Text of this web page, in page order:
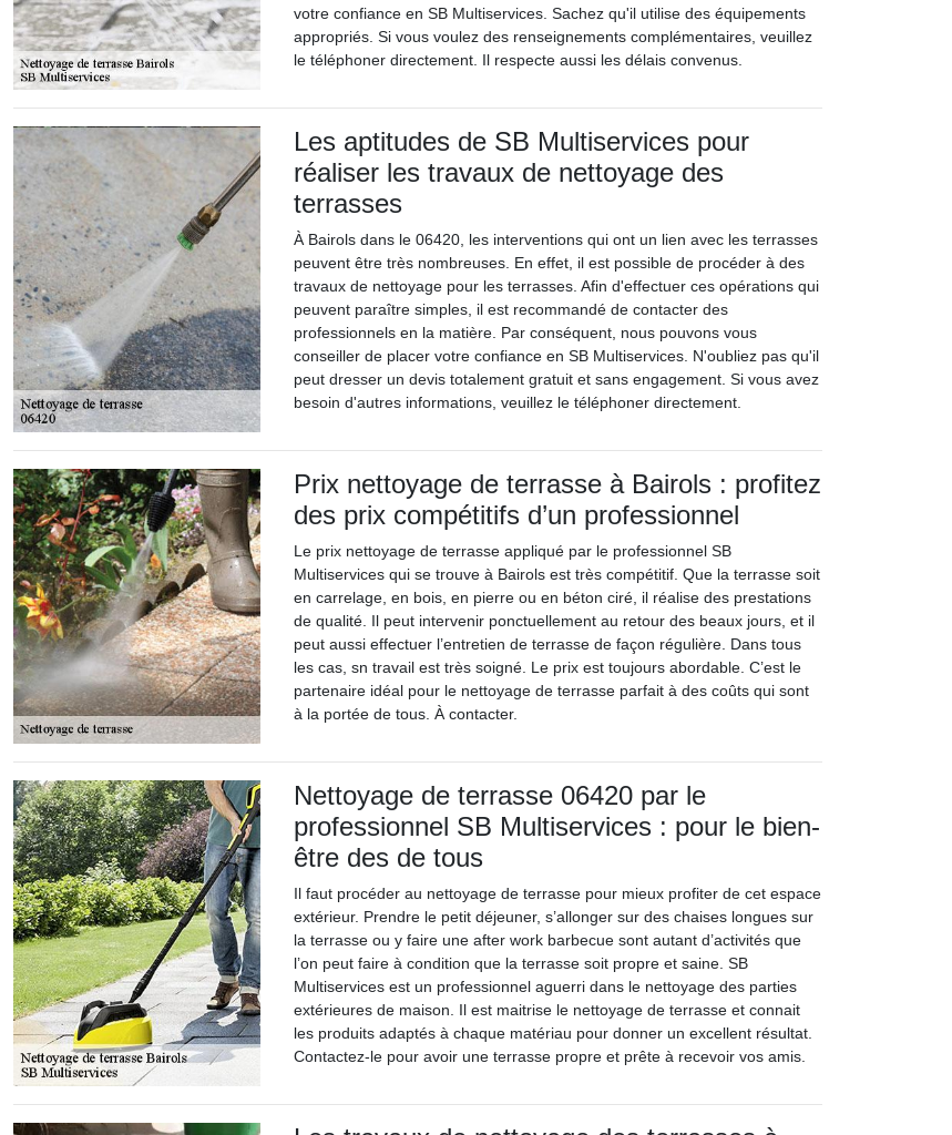
votre confiance en SB Multiservices. Sachez qu'il utilise des équipements
appropriés. Si vous voulez des renseignements complémentaires, veuillez
le téléphoner directement. Il respecte aussi les délais convenus.
Les aptitudes de SB Multiservices pour
réaliser les travaux de nettoyage des
terrasses
À Bairols dans le 06420, les interventions qui ont un lien avec les terrasses
peuvent être très nombreuses. En effet, il est possible de procéder à des
travaux de nettoyage pour les terrasses. Afin d'effectuer ces opérations qui
peuvent paraître simples, il est recommandé de contacter des
professionnels en la matière. Par conséquent, nous pouvons vous
conseiller de placer votre confiance en SB Multiservices. N'oubliez pas qu'il
peut dresser un devis totalement gratuit et sans engagement. Si vous avez
besoin d'autres informations, veuillez le téléphoner directement.
Prix nettoyage de terrasse à Bairols : profitez
des prix compétitifs d’un professionnel
Le prix nettoyage de terrasse appliqué par le professionnel SB
Multiservices qui se trouve à Bairols est très compétitif. Que la terrasse soit
en carrelage, en bois, en pierre ou en béton ciré, il réalise des prestations
de qualité. Il peut intervenir ponctuellement au retour des beaux jours, et il
peut aussi effectuer l’entretien de terrasse de façon régulière. Dans tous
les cas, sn travail est très soigné. Le prix est toujours abordable. C’est le
partenaire idéal pour le nettoyage de terrasse parfait à des coûts qui sont
à la portée de tous. À contacter.
Nettoyage de terrasse 06420 par le
professionnel SB Multiservices : pour le bien-
être des de tous
Il faut procéder au nettoyage de terrasse pour mieux profiter de cet espace
extérieur. Prendre le petit déjeuner, s’allonger sur des chaises longues sur
la terrasse ou y faire une after work barbecue sont autant d’activités que
l’on peut faire à condition que la terrasse soit propre et saine. SB
Multiservices est un professionnel aguerri dans le nettoyage des parties
extérieures de maison. Il est maitrise le nettoyage de terrasse et connait
les produits adaptés à chaque matériau pour donner un excellent résultat.
Contactez-le pour avoir une terrasse propre et prête à recevoir vos amis.